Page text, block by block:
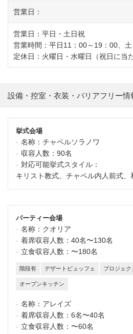
営業日：
営業日：平日・土日祝
営業時間：平日11：00～19：00、
定休日：火曜日・水曜日（祝日に当
設備・控室・衣装・バリアフリー情
挙式会場
名称： チャペルソラノワ
収容人数： 90名
対応可能挙式スタイル：
キリスト教式、チャペル内人前式、
パーティー会場
名称： クオリア
着席収容人数： 40名〜130名
立食収容人数： 〜180名
階段有 デザートビュッフェ プロジェク
オープンキッチン
名称： アレイズ
着席収容人数： 6名〜40名
立食収容人数： 〜60名